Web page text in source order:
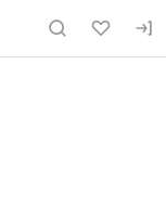
fishretail.ru